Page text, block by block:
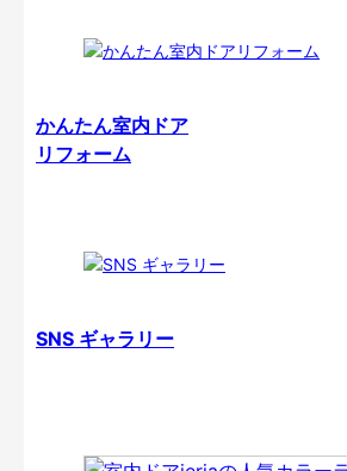
かんたん室内ドア
リフォーム
SNS ギャラリー